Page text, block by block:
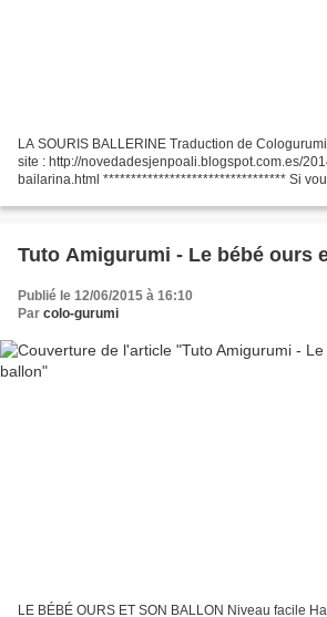
LA SOURIS BALLERINE Traduction de
site : http://novedadesjenpoali.blogspot.com.es/
bailarina.html ********************************* Si
Tuto Amigurumi - Le bébé ours
Publié le 12/06/2015 à 16:10
Par colo-gurumi
LE BÉBÉ OURS ET SON BALLON Niveau facile